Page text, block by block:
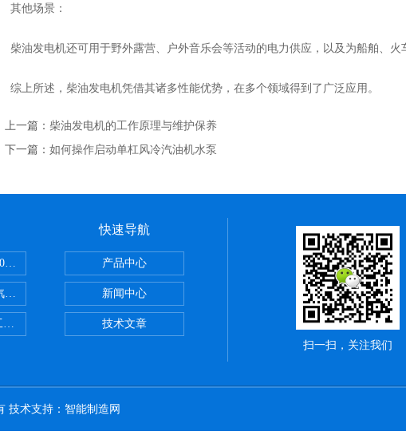
他场景：
油发电机还可用于野外露营、户外音乐会等活动的电力供应，以及为船舶、火
上所述，柴油发电机凭借其诸多性能优势，在多个领域得到了广泛应用。
上一篇： 柴油发电机的工作原理与维护保养
下一篇： 如何操作启动单杠风冷汽油机水泵
大疆T30用汽油发电机9KW价格经济实惠
油发电机小型3KW/5KW/7KW8
路面切割机配186柴油机电启动
快速导航
产品中心
新闻中心
技术文章
扫一扫，关注我们
技术支持： 智能制造网